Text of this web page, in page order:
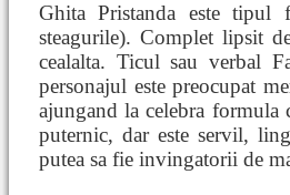
Ghita Pristanda este tipul
steagurile). Complet lipsit
cealalta. Ticul sau verbal
personajul este preocupat
ajungand la celebra formula
puternic, dar este servil,
putea sa fie invingatorii de